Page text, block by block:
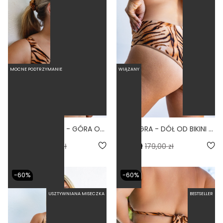
COMODO TIGRA - GÓRA OD BIKINI NA DUŻY BIUST ZABUDOWANA PRINT
219,00 zł
LINKI TIGRA - DÓŁ OD BIKINI WYSOKI STAN BRAZYLIANY PRINT
71,60 zł 179,00 zł
MOCNE PODTRZYMANIE
USZTYWNIANA MISECZKA
-60%
WIĄZANY
BESTSELLER
-60%